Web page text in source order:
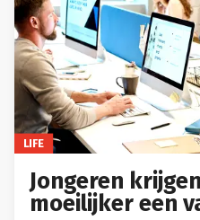
LIFE
Jongeren
moeilijker een